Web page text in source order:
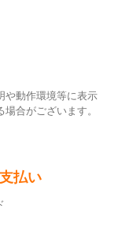
や動作環境等に表示
合がございます。
払い